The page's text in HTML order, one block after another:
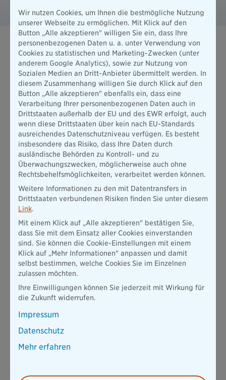
Eine Krankenversicherung, die genau zu
Ihnen passt.
Ihr Anspruch auf Beihilfe entspricht einem Prozentsatz von 50
Wir nutzen Cookies, um Ihnen die bestmögliche Nutzung
unserer Webseite zu ermöglichen. Mit Klick auf den
Button „Alle akzeptieren" willigen Sie ein, dass Ihre
personenbezogenen Daten u. a. unter Verwendung von
Cookies zu statistischen und Marketing-Zwecken (unter
anderem Google Analytics), sowie zur Nutzung von
Sozialen Medien an Dritt-Anbieter übermittelt werden. In
diesem Zusammenhang willigen Sie durch Klick auf den
Button „Alle akzeptieren" ebenfalls ein, dass eine
Verarbeitung Ihrer personenbezogenen Daten auch in
Drittstaaten außerhalb der EU und des EWR erfolgt, auch
wenn diese Drittstaaten über kein nach EU-Standards
ausreichendes Datenschutzniveau verfügen. Es besteht
insbesondere das Risiko, dass Ihre Daten durch
ausländische Behörden zu Kontroll- und zu
Überwachungszwecken, möglicherweise auch ohne
Rechtsbehelfsmöglichkeiten, verarbeitet werden können.
Weitere Informationen zu den mit Datentransfers in
Drittstaaten verbundenen Risiken finden Sie unter diesem
Link.
Mit einem Klick auf „Alle akzeptieren" bestätigen Sie,
dass Sie mit dem Einsatz aller Cookies einverstanden
sind. Sie können die Cookie-Einstellungen mit einem
Klick auf „Mehr Informationen" anpassen und damit
selbst bestimmen, welche Cookies Sie im Einzelnen
zulassen möchten.
Ihre Einwilligungen können Sie jederzeit mit Wirkung für
die Zukunft widerrufen.
Impressum
Datenschutz
Mehr erfahren